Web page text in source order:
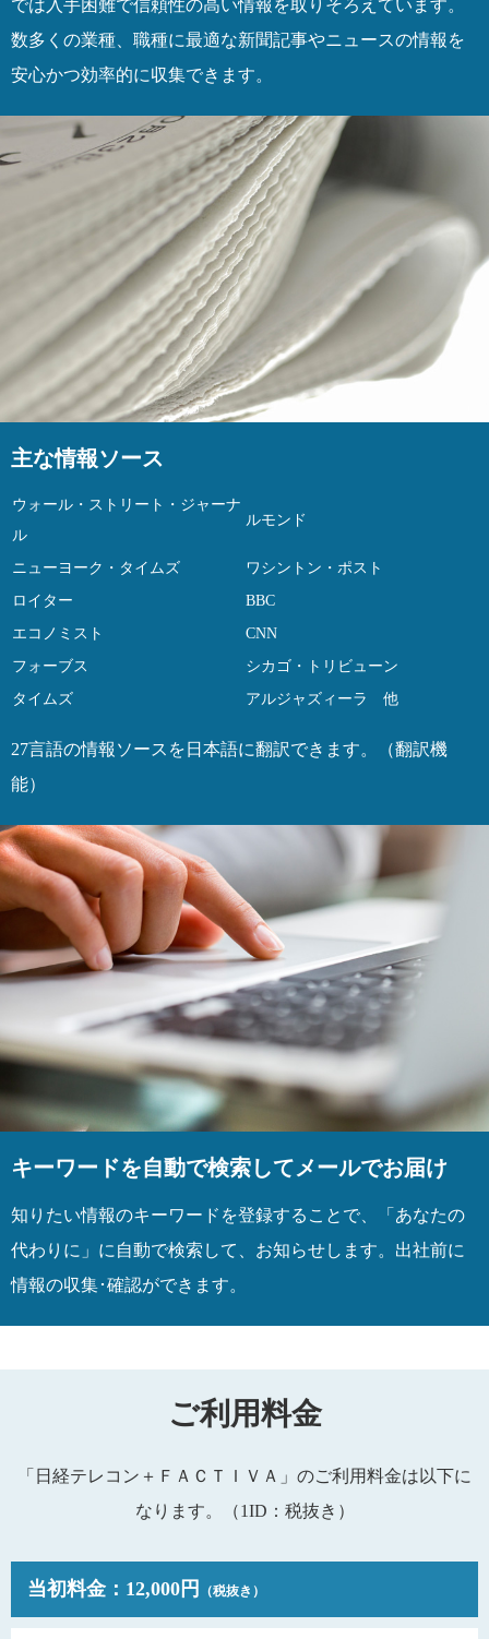
では入手困難で信頼性の高い情報を取りそろえています。
数多くの業種、職種に最適な新聞記事やニュースの情報を
安心かつ効率的に収集できます。
主な情報ソース
ウォール・ストリート・ジャーナ
ル
ルモンド
ニューヨーク・タイムズ
ワシントン・ポスト
ロイター
BBC
エコノミスト
CNN
フォーブス
シカゴ・トリビューン
タイムズ
アルジャズィーラ 他
27言語の情報ソースを日本語に翻訳できます。（翻訳機
能）
キーワードを自動で検索してメールでお届け
知りたい情報のキーワードを登録することで、「あなたの
代わりに」に自動で検索して、お知らせします。出社前に
情報の収集･確認ができます。
ご利用料金
「日経テレコン＋ＦＡＣＴＩＶＡ」のご利用料金は以下に
なります。（1ID：税抜き）
当初料金：12,000円 （税抜き）